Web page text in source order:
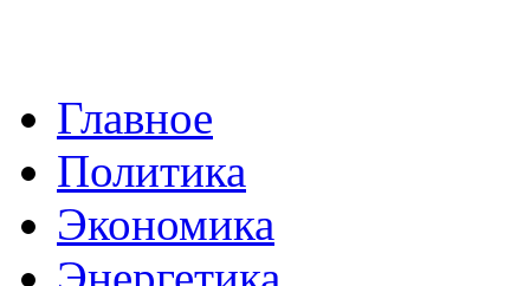
Главное
Политика
Экономика